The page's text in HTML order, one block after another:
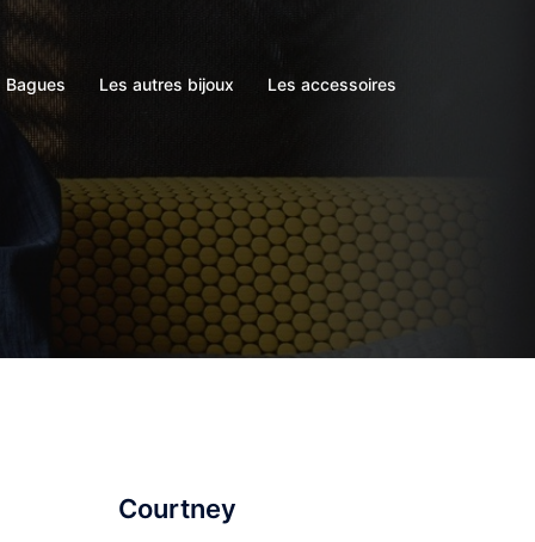
Bagues Les autres bijoux Les accessoires
Courtney